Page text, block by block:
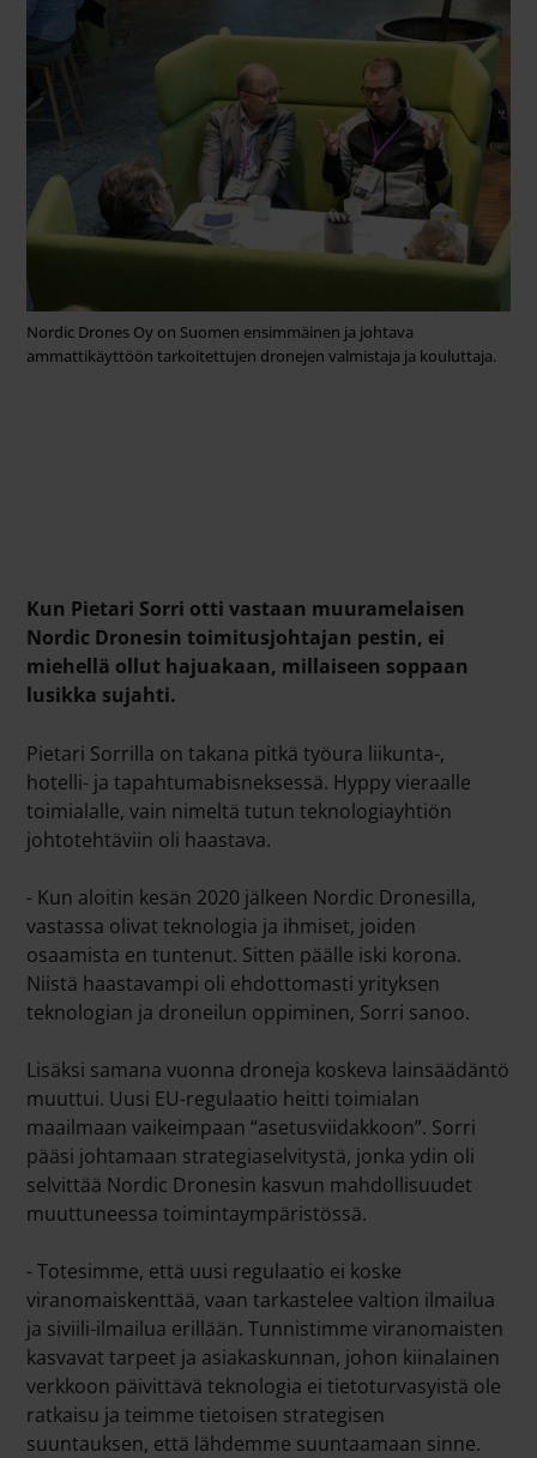
Nordic Drones Oy on Suomen ensimmäinen ja johtava
ammattikäyttöön tarkoitettujen dronejen valmistaja ja kouluttaja.
Kun Pietari Sorri otti vastaan muuramelaisen
Nordic Dronesin toimitusjohtajan pestin, ei
miehellä ollut hajuakaan, millaiseen soppaan
lusikka sujahti.
Pietari Sorrilla on takana pitkä työura liikunta-,
hotelli- ja tapahtumabisneksessä. Hyppy vieraalle
toimialalle, vain nimeltä tutun teknologiayhtiön
johtotehtäviin oli haastava.
- Kun aloitin kesän 2020 jälkeen Nordic Dronesilla,
vastassa olivat teknologia ja ihmiset, joiden
osaamista en tuntenut. Sitten päälle iski korona.
Niistä haastavampi oli ehdottomasti yrityksen
teknologian ja droneilun oppiminen, Sorri sanoo.
Lisäksi samana vuonna droneja koskeva lainsäädäntö
muuttui. Uusi EU-regulaatio heitti toimialan
maailmaan vaikeimpaan “asetusviidakkoon”. Sorri
pääsi johtamaan strategiaselvitystä, jonka ydin oli
selvittää Nordic Dronesin kasvun mahdollisuudet
muuttuneessa toimintaympäristössä.
- Totesimme, että uusi regulaatio ei koske
viranomaiskenttää, vaan tarkastelee valtion ilmailua
ja siviili-ilmailua erillään. Tunnistimme viranomaisten
kasvavat tarpeet ja asiakaskunnan, johon kiinalainen
verkkoon päivittävä teknologia ei tietoturvasyistä ole
ratkaisu ja teimme tietoisen strategisen
suuntauksen, että lähdemme suuntaamaan sinne.